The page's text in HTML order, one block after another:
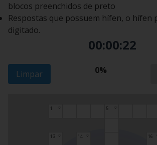
blocos preenchidos de preto
Respostas que possuem hífen, o hífen
digitado.
00:00:23
Limpar 0%
1 5
13 14 16